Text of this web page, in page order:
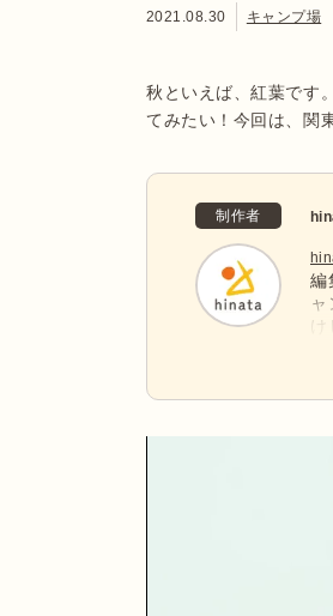
2021.08.30 キャンプ場
秋といえば、紅葉です
てみたい！今回は、関
制作者
編
け